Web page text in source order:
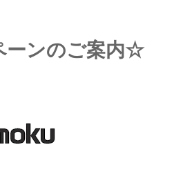
ンのご案内☆